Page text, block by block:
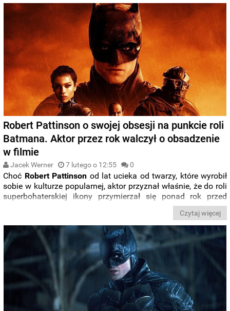
Robert Pattinson o swojej obsesji na punkcie roli
Batmana. Aktor przez rok walczył o obsadzenie
w filmie
Jacek Werner 7 lutego o 12:55 0
Choć Robert Pattinson od lat ucieka od twarzy, które wyrobił
sobie w kulturze popularnej, aktor przyznał właśnie, że do roli
superbohaterskiej ikony przymierzał się ponad rok przed
. Mimo dryfowania w
stronę kina niezależnego, miał mieć obsesję na punkcie
castingu jakoBatman.
Czytaj więcej